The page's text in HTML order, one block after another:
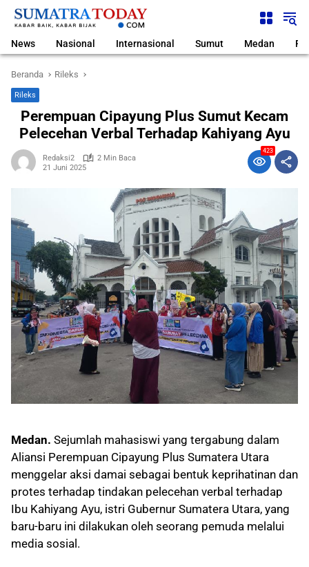
Langsung
News Nasional Internasional Sumut Medan
Beranda Rileks
Rileks
Perempuan Cipayung Plus Sumut Kecam
Pelecehan Verbal Terhadap Kahiyang Ayu
Redaksi2
2 Min Baca
21 Juni 2025
423
Medan. Sejumlah mahasiswi yang tergabung dalam
Aliansi Perempuan Cipayung Plus Sumatera Utara
menggelar aksi damai sebagai bentuk keprihatinan dan
protes terhadap tindakan pelecehan verbal terhadap
Ibu Kahiyang Ayu, istri Gubernur Sumatera Utara, yang
baru-baru ini dilakukan oleh seorang pemuda melalui
media sosial.